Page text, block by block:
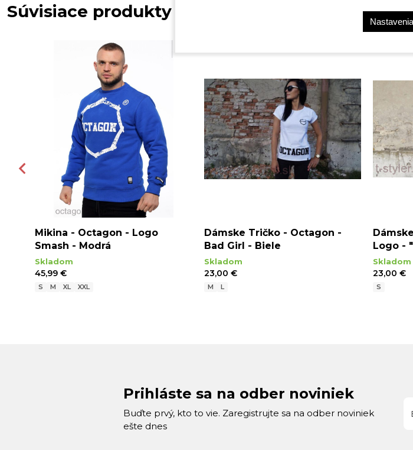
Súvisiace produkty
Mikina - Octagon - Logo
Smash - Modrá
Skladom
45,99 €
S M XL XXL
Dámske Tričko - Octagon -
Bad Girl - Biele
Skladom
23,00 €
M L
Logo -
Skladom
23,00 €
S
Prihláste sa na odber noviniek
Buďte prvý, kto to vie. Zaregistrujte sa na odber noviniek
ešte dnes